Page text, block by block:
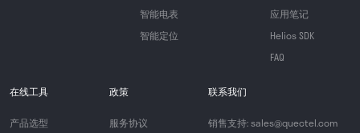
智能电表
智能定位
应用笔记
Helios SDK
FAQ
在线工具
产品选型
政策
服务协议
联系我们
销售支持: sales@quectel.com